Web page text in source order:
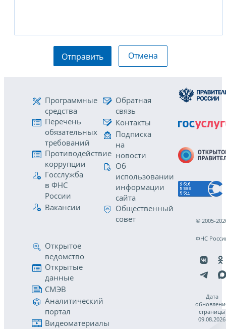
Отправить Отмена
Программные
средства
Перечень
обязательных
требований
Противодействие
коррупции
Госслужба
в ФНС
России
Вакансии
Обратная
связь
Контакты
Подписка
на
новости
Об
использовании
информации
сайта
Общественный
совет
Открытое
ведомство
Открытые
данные
СМЭВ
Аналитический
портал
Видеоматериалы
© 2005-
ФНС
Дата
страницы
09.08.2026